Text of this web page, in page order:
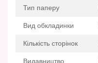
Тип паперу
Вид обкладинки
Кількість сторінок
Видавництво